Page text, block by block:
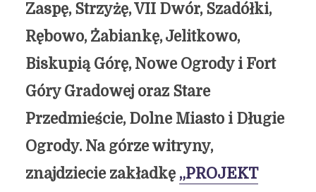
Zaspę, Strzyżę, VII Dwór, Szadółki,
Rębowo, Żabiankę, Jelitkowo,
Biskupią Górę, Nowe Ogrody i Fort
Góry Gradowej oraz Stare
Przedmieście, Dolne Miasto i Długie
Ogrody. Na górze witryny,
znajdziecie zakładkę „PROJEKT